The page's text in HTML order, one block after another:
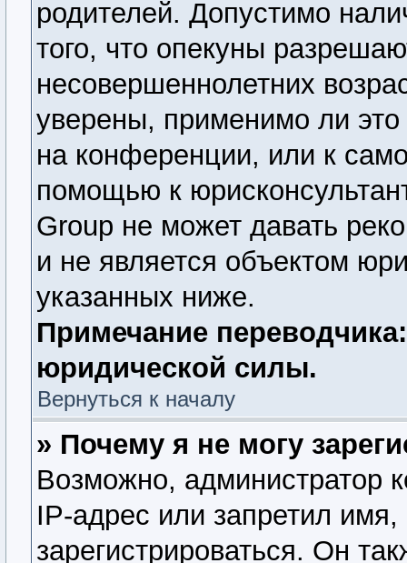
родителей. Допустимо
того, что опекуны
несовершеннолетних
уверены, применимо ли
на конференции, или к
помощью к
Group не может давать
и не является объектом
указанных ниже.
Примечание
юридической силы.
Вернуться к началу
» Почему я не могу
Возможно, администратор
IP-адрес или запретил
зарегистрироваться. Он